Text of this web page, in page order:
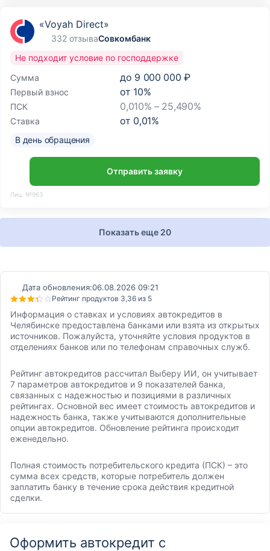
«Voyah Direct»
332 отзываСовкомбанк
Сумма до 9 000 000 ₽
Первый взнос от 10%
ПСК 0,010% – 25,490%
Ставка от 0,01%
Не подходит условие по господдержке
В день обращения
Отправить заявку
Лиц. №963
Показать еще 20
Дата обновления:06.08.2026 09:21
Рейтинг продуктов 3,36 из 5
Информация о ставках и условиях автокредитов в
Челябинске предоставлена банками или взята из открытых
источников. Пожалуйста, уточняйте условия продуктов в
отделениях банков или по телефонам справочных служб.
Рейтинг автокредитов рассчитал Выберу ИИ, он учитывает
7 параметров автокредитов и 9 показателей банка,
связанных с надежностью и позициями в различных
рейтингах. Основной вес имеет стоимость автокредитов и
надежность банка, также учитываются дополнительные
опции автокредитов. Обновление рейтинга происходит
еженедельно.
Полная стоимость потребительского кредита (ПСК) – это
сумма всех средств, которые потребитель должен
заплатить банку в течение срока действия кредитной
сделки.
Оформить автокредит с